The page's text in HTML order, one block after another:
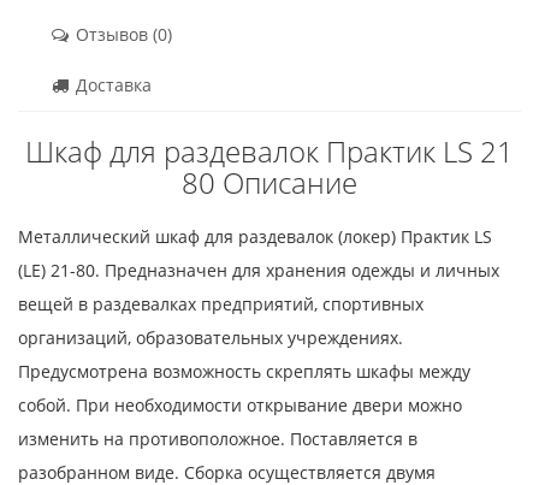
Отзывов (0)
Доставка
Шкаф для раздевалок Практик LS 21
80 Описание
Металлический шкаф для раздевалок (локер) Практик LS
(LE) 21-80. Предназначен для хранения одежды и личных
вещей в раздевалках предприятий, спортивных
организаций, образовательных учреждениях.
Предусмотрена возможность скреплять шкафы между
собой. При необходимости открывание двери можно
изменить на противоположное. Поставляется в
разобранном виде. Сборка осуществляется двумя